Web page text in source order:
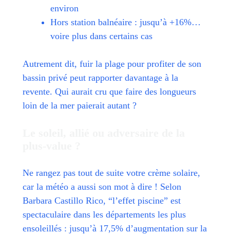
environ
Hors station balnéaire : jusqu’à +16%…
voire plus dans certains cas
Autrement dit, fuir la plage pour profiter de son
bassin privé peut rapporter davantage à la
revente. Qui aurait cru que faire des longueurs
loin de la mer paierait autant ?
Ne rangez pas tout de suite votre crème solaire,
car la météo a aussi son mot à dire ! Selon
Barbara Castillo Rico, “l’effet piscine” est
spectaculaire dans les départements les plus
ensoleillés : jusqu’à 17,5% d’augmentation sur la